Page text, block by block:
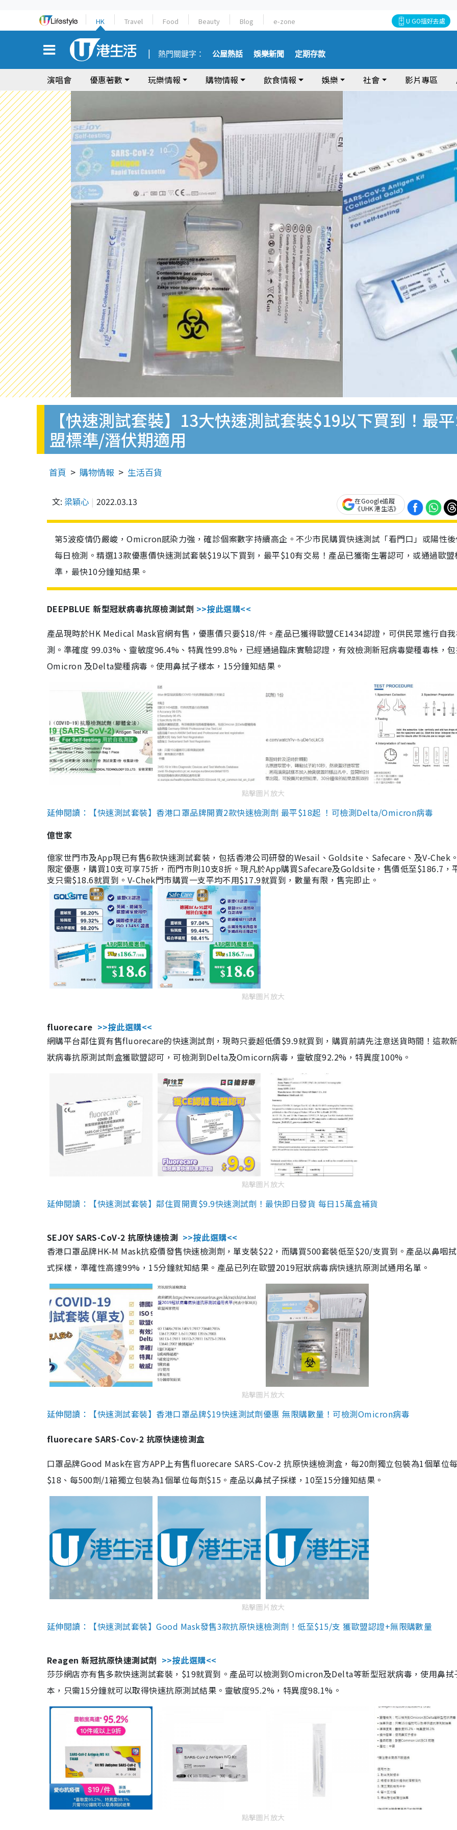
HK Travel Food Beauty Blog e-zone U GO搵好去處
熱門關鍵字： 公屋熱話 娛樂新聞 定期存款
演唱會 優惠著數 玩樂情報 購物情報 飲食情報 娛樂 社會 影片專區
【快速測試套裝】13大快速測試套裝$19以下買到！最
盟標準/潛伏期適用
首頁 購物情報 生活百貨
文: 梁穎心 2022.03.13
在Google追蹤
《UHK 港生活》
第5波疫情仍嚴峻，Omicron感染力強，確診個案數字持續高企。不少市民購買快速測試「看門口」或陽性
每日檢測。精選13款優惠價快速測試套裝$19以下買到，最平$10有交易！產品已獲衛生署認可，或通過歐盟
準，最快10分鐘知結果。
DEEPBLUE 新型冠狀病毒抗原檢測試劑 >>按此選購<<
產品現時於HK Medical Mask官網有售，優惠價只要$18/件。產品已獲得歐盟CE1434認證，可供民眾進行自
測。準確度 99.03%、靈敏度96.4%、特異性99.8%，已經通過臨床實驗認證，有效檢測新冠病毒變種毒株，
Omicron 及Delta變種病毒。使用鼻拭子樣本，15分鐘知結果。
點擊圖片放大
延伸閱讀：【快速測試套裝】香港口罩品牌開賣2款快速檢測劑 最平$18起 ！可檢測Delta/Omicron病毒
億世家
億家世門市及App現已有售6款快速測試套裝，包括香港公司研發的Wesail、Goldsite、Safecare、及V-Chek
限定優惠，購買10支可享75折，而門市則10支8折。現凡於App購買Safecare及Goldsite，售價低至$186.7，
支只需$18.6就買到。V-Chek門市購買一支平均不用$17.9就買到，數量有限，售完即止。
點擊圖片放大
fluorecare >>按此選購<<
網購平台鄰住買有售fluorecare的快速測試劑，現時只要超低價$9.9就買到，購買前請先注意送貨時間！這款
狀病毒抗原測試劑盒獲歐盟認可，可檢測到Delta及Omicorn病毒，靈敏度92.2%，特異度100%。
點擊圖片放大
延伸閱讀：【快速測試套裝】鄰住買開賣$9.9快速測試劑！最快即日發貨 每日15萬盒補貨
SEJOY SARS-CoV-2 抗原快速檢測 >>按此選購<<
香港口罩品牌HK-M Mask抗疫價發售快速檢測劑，單支裝$22，而購買500套裝低至$20/支買到。產品以鼻咽
式採樣，準確性高達99%，15分鐘就知結果。產品已列在歐盟2019冠狀病毒病快速抗原測試通用名單。
點擊圖片放大
延伸閱讀：【快速測試套裝】香港口罩品牌$19快速測試劑優惠 無限購數量！可檢測Omicron病毒
fluorecare SARS-Cov-2 抗原快速檢測盒
口罩品牌Good Mask在官方APP上有售fluorecare SARS-Cov-2 抗原快速檢測盒，每20劑獨立包裝為1個單位
$18、每500劑/1箱獨立包裝為1個單位每劑$15。產品以鼻拭子採樣，10至15分鐘知結果。
點擊圖片放大
延伸閱讀：【快速測試套裝】Good Mask發售3款抗原快速檢測劑！低至$15/支 獲歐盟認證+無限購數量
Reagen 新冠抗原快速測試劑 >>按此選購<<
莎莎網店亦有售多款快速測試套裝，$19就買到。產品可以檢測到Omicron及Delta等新型冠狀病毒，使用鼻拭
本，只需15分鐘就可以取得快速抗原測試結果。靈敏度95.2%，特異度98.1%。
點擊圖片放大